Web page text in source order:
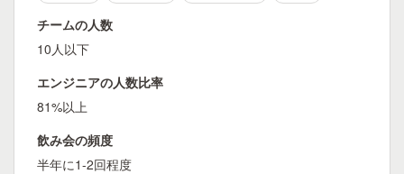
チームの人数
10人以下
エンジニアの人数比率
81%以上
飲み会の頻度
半年に1-2回程度